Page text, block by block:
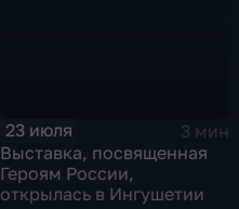
23 июля
3 мин
Выставка, посвященная
Героям России,
открылась в Ингушетии